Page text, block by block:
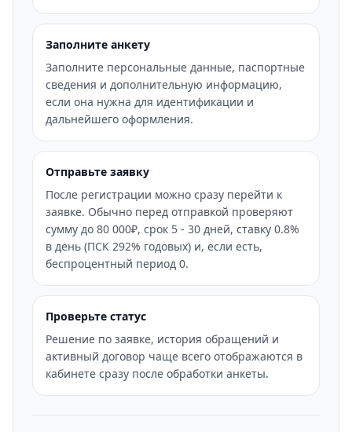
Заполните анкету
Заполните персональные данные, паспортные
сведения и дополнительную информацию,
если она нужна для идентификации и
дальнейшего оформления.
Отправьте заявку
После регистрации можно сразу перейти к
заявке. Обычно перед отправкой проверяют
сумму до 80 000₽, срок 5 - 30 дней, ставку 0.8%
в день (ПСК 292% годовых) и, если есть,
беспроцентный период 0.
Проверьте статус
Решение по заявке, история обращений и
активный договор чаще всего отображаются в
кабинете сразу после обработки анкеты.